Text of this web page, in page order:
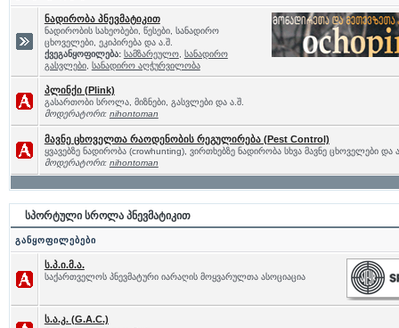
ნადირობა პნევმატიკით
ნადირობის სახეობები, წესები, სანადირო
ცხოველები, ეკიპირება და ა.შ.
ქვეგანყოფილება: სამზარეულო,
სანადირო
გასვლები, სანადირო აღჭურვილობა
პლინქი (Plink)
გასართობი სროლა, მიზნები, გასვლები და ა.შ.
მოდერატორი: nihontoman
მავნე ცხოველთა რაოდენობის რეგულირება (Pest Control)
ყვავებზე ნადირობა (crowhunting), ვირთხებზე ნადირობა სხვა მავნე ცხოველები და
მოდერატორი: nihontoman
სპორტული სროლა პნევმატიკით
განყოფილებები
ს.პ.ი.მ.ა.
საქართველოს პნევმატური იარაღის მოყვარულთა ასოციაცია
ს.ა.კ. (G.A.C.)